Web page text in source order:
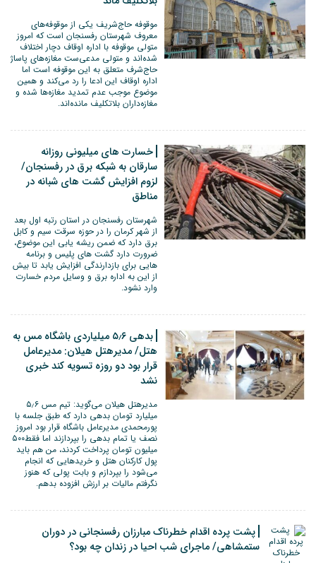
موقوفه حاج‌شریف یکی از موقوفه‌های
معروف شهرستان رفسنجان است که امروز
متولی موقوفه با اداره اوقاف دچار اختلاف
شده‌اند و متولی مدعی‌ست مغازه‌های پاساژ
حاج‌شرف متعلق به این موقوفه است اما
اداره اوقاف این ادعا را رد می‌کند و همین
موضوع موجب عدم تمدید مغازه‌ها شده و
مغازه‌داران بلاتکلیف مانده‌اند.
خسارت های میلیونی روزانه
سارقان به شبکه برق در رفسنجان/
لزوم افزایش گشت های شبانه در
مناطق
شهرستان رفسنجان در استان رتبه اول بعد
از شهر کرمان را در حوزه سرقت سیم و کابل
برق دارد که ضمن ریشه یابی این موضوع،
ضرورت دارد گشت های پلیس و برنامه
هایی برای بازدارندگی افزایش یابد تا بیش
از این به اداره برق و وسایل مردم خسارت
وارد نشود.
بدهی ۵٫۶ میلیاردی باشگاه مس به
هتل/ مدیرهتل هیلان: مدیرعامل
قرار بود دو روزه تسویه کند خبری
نشد
مدیرهتل هیلان می‌گوید: تیم مس ۵٫۶
میلیارد تومان بدهی دارد که طبق جلسه با
پورمحمدی مدیرعامل باشگاه قرار بود امروز
نصف یا تمام بدهی را بپردازند اما فقط۵۰۰
میلیون تومان پرداخت کردند، من هم باید
پول کارکنان هتل و خریدهایی که انجام
می‌شود را بپردازم و بابت پولی که هنوز
نگرفتم مالیات بر ارزش افزوده بدهم.
پشت پرده اقدام خطرناک مبارزان رفسنجانی در دوران
ستمشاهی/ ماجرای شب احیا در زندان چه بود؟